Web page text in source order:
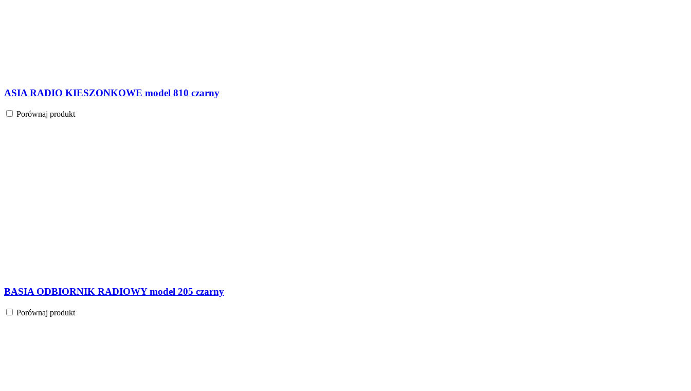
ASIA RADIO KIESZONKOWE model 810 czarny
Porównaj produkt
BASIA ODBIORNIK RADIOWY model 205 czarny
Porównaj produkt